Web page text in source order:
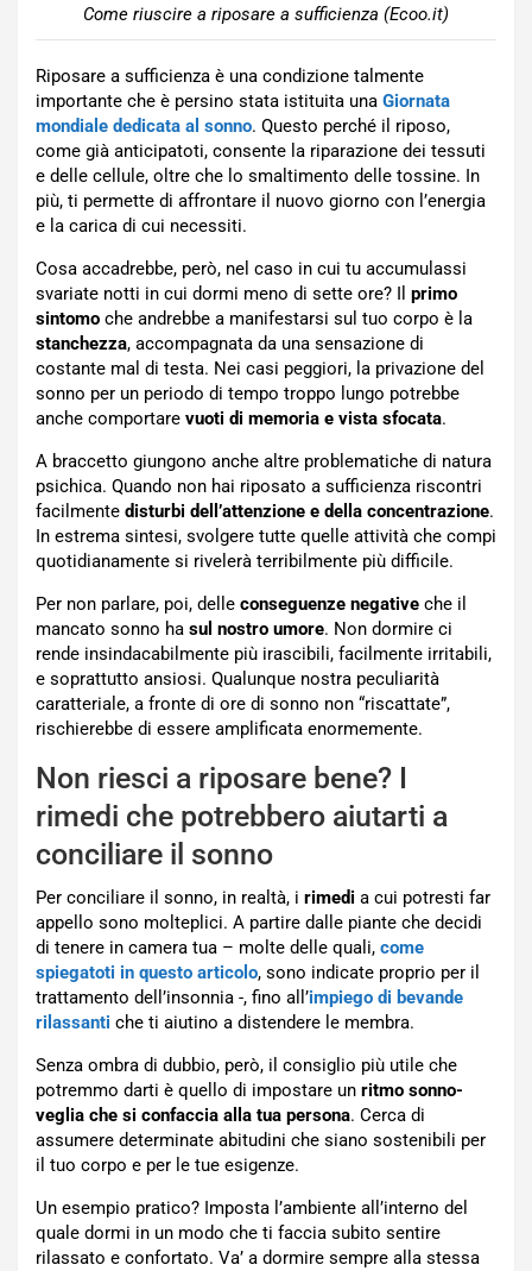
Come riuscire a riposare a sufficienza (Ecoo.it)
Riposare a sufficienza è una condizione talmente
importante che è persino stata istituita una Giornata
mondiale dedicata al sonno. Questo perché il riposo,
come già anticipatoti, consente la riparazione dei tessuti
e delle cellule, oltre che lo smaltimento delle tossine. In
più, ti permette di affrontare il nuovo giorno con l’energia
e la carica di cui necessiti.
Cosa accadrebbe, però, nel caso in cui tu accumulassi
svariate notti in cui dormi meno di sette ore? Il primo
sintomo che andrebbe a manifestarsi sul tuo corpo è la
stanchezza, accompagnata da una sensazione di
costante mal di testa. Nei casi peggiori, la privazione del
sonno per un periodo di tempo troppo lungo potrebbe
anche comportare vuoti di memoria e vista sfocata.
A braccetto giungono anche altre problematiche di natura
psichica. Quando non hai riposato a sufficienza riscontri
facilmente disturbi dell’attenzione e della concentrazione.
In estrema sintesi, svolgere tutte quelle attività che compi
quotidianamente si rivelerà terribilmente più difficile.
Per non parlare, poi, delle conseguenze negative che il
mancato sonno ha sul nostro umore. Non dormire ci
rende insindacabilmente più irascibili, facilmente irritabili,
e soprattutto ansiosi. Qualunque nostra peculiarità
caratteriale, a fronte di ore di sonno non “riscattate”,
rischierebbe di essere amplificata enormemente.
Non riesci a riposare bene? I
rimedi che potrebbero aiutarti a
conciliare il sonno
Per conciliare il sonno, in realtà, i rimedi a cui potresti far
appello sono molteplici. A partire dalle piante che decidi
di tenere in camera tua – molte delle quali, come
spiegatoti in questo articolo, sono indicate proprio per il
trattamento dell’insonnia -, fino all’impiego di bevande
rilassanti che ti aiutino a distendere le membra.
Senza ombra di dubbio, però, il consiglio più utile che
potremmo darti è quello di impostare un ritmo sonno-
veglia che si confaccia alla tua persona. Cerca di
assumere determinate abitudini che siano sostenibili per
il tuo corpo e per le tue esigenze.
Un esempio pratico? Imposta l’ambiente all’interno del
quale dormi in un modo che ti faccia subito sentire
rilassato e confortato. Va’ a dormire sempre alla stessa